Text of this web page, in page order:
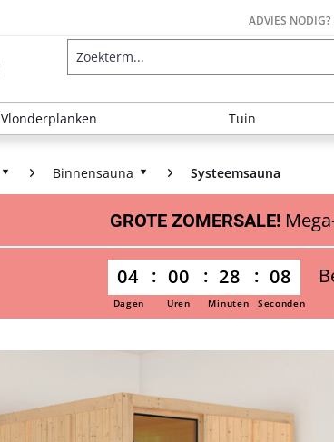
ADVIES
Vlonderplanken Tuin
Binnensauna Systeemsauna
GROTE ZOMERSALE!
04 00 28 07
Dagen Uren Minuten Seconden